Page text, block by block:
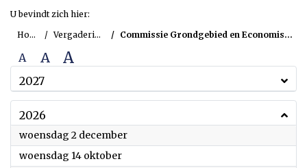
U bevindt zich hier:
Home
Vergaderingen Commissie Grondgebied en Economische Zaken
A A A
2027
2026
woensdag 2 december2026
woensdag 14 oktober2026